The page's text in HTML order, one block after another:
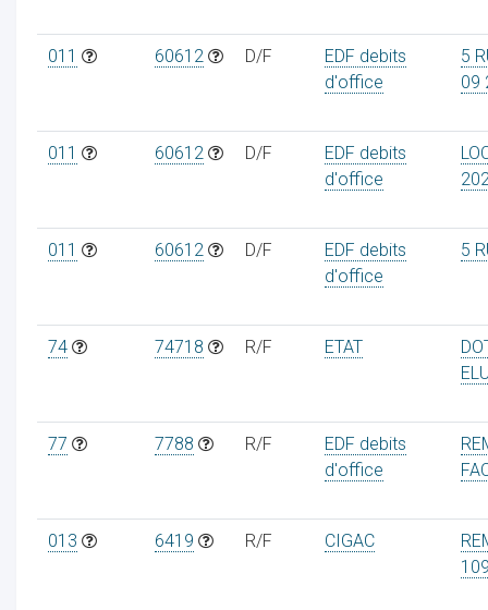
011 60612 D/F
EDF debits
d'office
5
09
011 60612 D/F
EDF debits
d'office
011 60612 D/F
EDF debits
d'office
5
74 74718 R/F ETAT
77 7788 R/F
EDF debits
d'office
013 6419 R/F CIGAC